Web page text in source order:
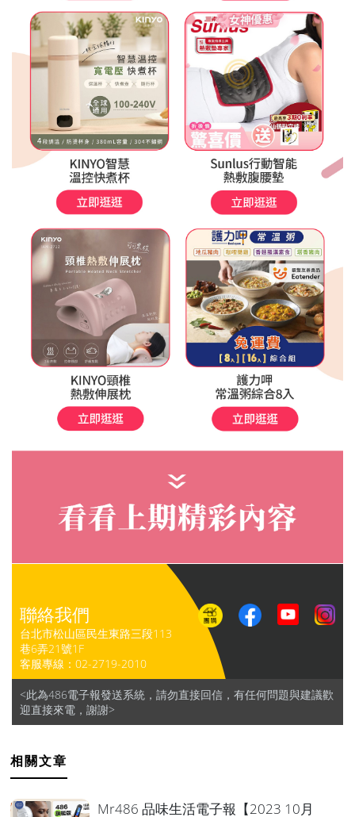
聯絡我們
台北市松山區民生東路三段113
巷6弄21號1F
客服專線： 02-2719-2010
<此為486電子報發送系統，請勿直接回信，有任何問題與建議歡
迎直接來電，謝謝>
相關文章
Mr486 品味生活電子報【2023 10月